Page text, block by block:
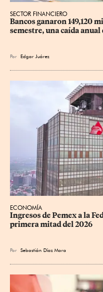
SECTOR FINANCIERO
Bancos ganaron 149,120
semestre, una caída anual
Por Edgar Juárez
ECONOMÍA
Ingresos de Pemex a la
primera mitad del 2026
Por Sebastián Díaz Mora